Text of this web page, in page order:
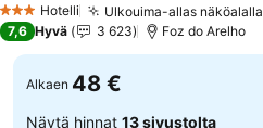
3 Tähtiluokitus
Hotelli Ulkouima-allas näköalalla
7,6 Hyvä 3 623 Foz do Arelho
Alkaen 48 €
Näytä hinnat 13 sivustolta